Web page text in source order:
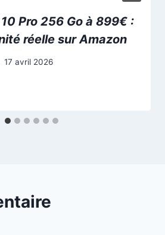
Pro 256 Go à 899€ :
réelle sur Amazon
17 avril 2026